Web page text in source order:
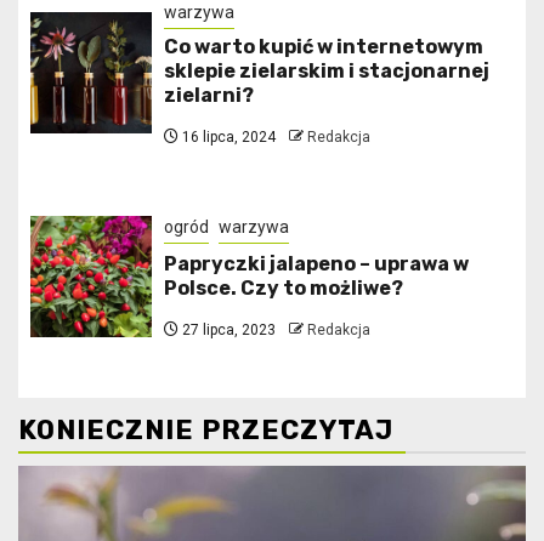
warzywa
Co warto kupić w internetowym
sklepie zielarskim i stacjonarnej
zielarni?
16 lipca, 2024 Redakcja
ogród warzywa
Papryczki jalapeno – uprawa w
Polsce. Czy to możliwe?
27 lipca, 2023 Redakcja
KONIECZNIE PRZECZYTAJ